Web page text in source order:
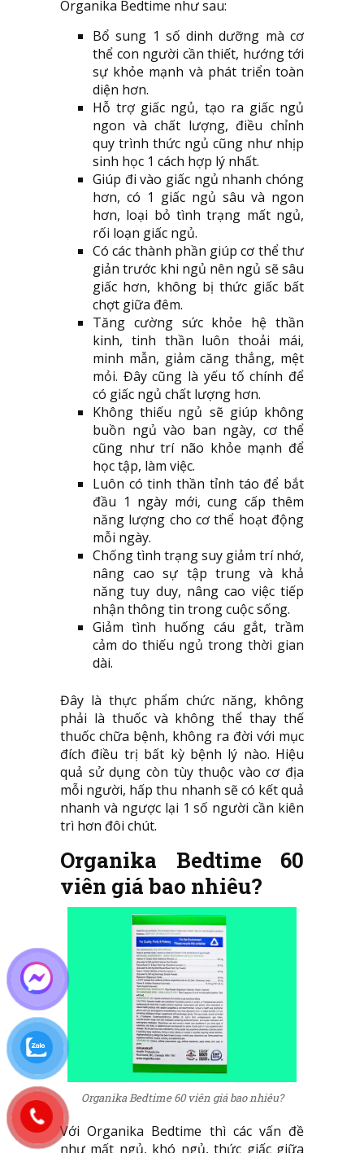
Organika Bedtime như sau:
Bổ sung 1 số dinh dưỡng mà cơ
thể con người cần thiết, hướng tới
sự khỏe mạnh và phát triển toàn
diện hơn.
Hỗ trợ giấc ngủ, tạo ra giấc ngủ
ngon và chất lượng, điều chỉnh
quy trình thức ngủ cũng như nhịp
sinh học 1 cách hợp lý nhất.
Giúp đi vào giấc ngủ nhanh chóng
hơn, có 1 giấc ngủ sâu và ngon
hơn, loại bỏ tình trạng mất ngủ,
rối loạn giấc ngủ.
Có các thành phần giúp cơ thể thư
giản trước khi ngủ nên ngủ sẽ sâu
giấc hơn, không bị thức giấc bất
chợt giữa đêm.
Tăng cường sức khỏe hệ thần
kinh, tinh thần luôn thoải mái,
minh mẫn, giảm căng thẳng, mệt
mỏi. Đây cũng là yếu tố chính để
có giấc ngủ chất lượng hơn.
Không thiếu ngủ sẽ giúp không
buồn ngủ vào ban ngày, cơ thể
cũng như trí não khỏe mạnh để
học tập, làm việc.
Luôn có tinh thần tỉnh táo để bắt
đầu 1 ngày mới, cung cấp thêm
năng lượng cho cơ thể hoạt động
mỗi ngày.
Chống tình trạng suy giảm trí nhớ,
nâng cao sự tập trung và khả
năng tuy duy, nâng cao việc tiếp
nhận thông tin trong cuộc sống.
Giảm tình huống cáu gắt, trầm
cảm do thiếu ngủ trong thời gian
dài.
Đây là thực phẩm chức năng, không
phải là thuốc và không thể thay thế
thuốc chữa bệnh, không ra đời với mục
đích điều trị bất kỳ bệnh lý nào. Hiệu
quả sử dụng còn tùy thuộc vào cơ địa
mỗi người, hấp thu nhanh sẽ có kết quả
nhanh và ngược lại 1 số người cần kiên
trì hơn đôi chút.
Organika Bedtime 60
viên giá bao nhiêu?
Organika Bedtime 60 viên giá bao nhiêu?
Với Organika Bedtime thì các vấn đề
như mất ngủ, khó ngủ, thức giấc giữa